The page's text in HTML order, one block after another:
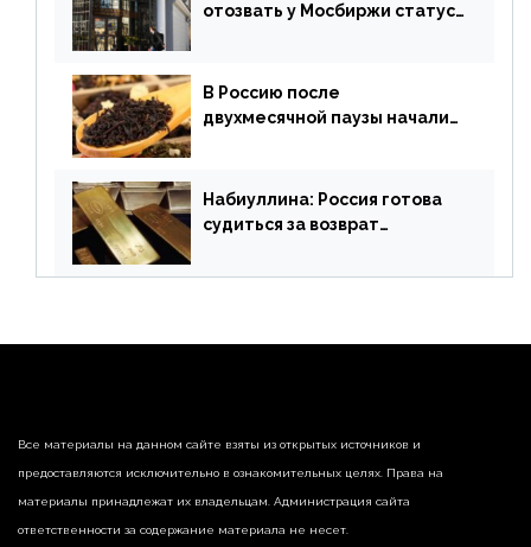
отозвать у Мосбиржи статус
В Россию после
двухмесячной паузы начали
Набиуллина: Россия готова
судиться за возврат
страны
Все материалы на данном сайте взяты из открытых источников и
предоставляются исключительно в ознакомительных целях. Права на
материалы принадлежат их владельцам. Администрация сайта
ответственности за содержание материала не несет.